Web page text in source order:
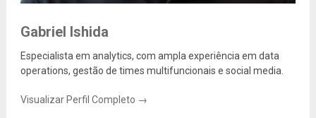
Gabriel Ishida
Especialista em analytics, com ampla experiência em data
operations, gestão de times multifuncionais e social media.
Visualizar Perfil Completo →